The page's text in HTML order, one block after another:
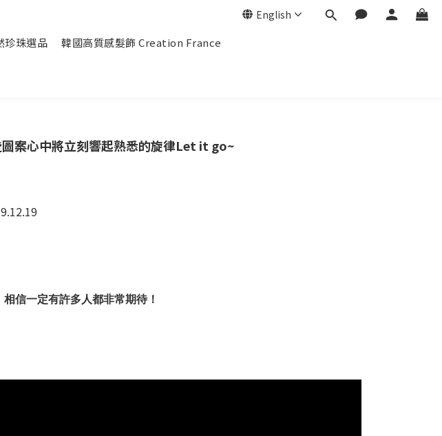
English
珍珠選品
韓國高質感髮飾 Creation France
案心中將立刻響起熟悉的旋律Let it go~
信一定有許多人都非常期待！